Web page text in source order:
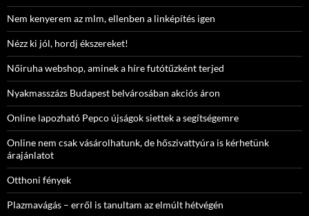
Nem kenyerem az mlm, ellenben a linképítés igen
Nézz ki jól, hordj ékszereket!
Nőiruha webshop, aminek a híre futótűzként terjed
Nyakmasszázs Budapest belvárosában akciós áron
Online lapozható Pepco újságok siettek a segítségemre
Online nem csak vásárolhatunk, de hőszivattyúra is kérhetünk
árajánlatot
Otthoni fények
Plazmavágás – erről is tanultam az elmúlt hétvégén